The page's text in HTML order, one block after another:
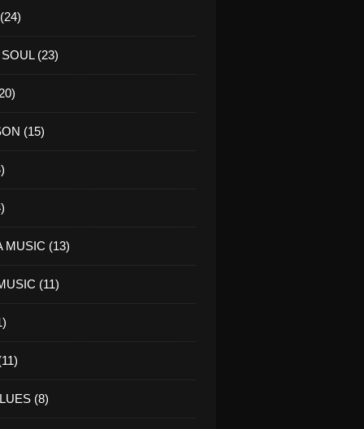
(23)
(15)
MUSIC (13)
(11)
(8)